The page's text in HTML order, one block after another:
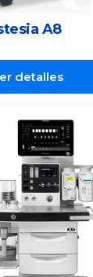
A8
detalles